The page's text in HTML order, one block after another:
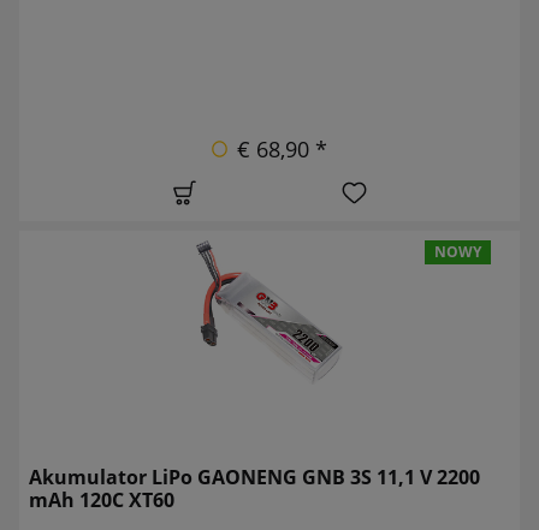
€ 68,90 *
NOWY
Akumulator LiPo GAONENG GNB 3S 11,1 V 2200
mAh 120C XT60